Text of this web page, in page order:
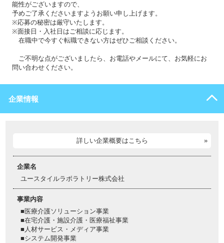
能性がございますので、
予めご了承くださいますようお願い申し上げます。
※応募の秘密は厳守いたします。
※面接日・入社日はご相談に応じます。
在職中で今すぐ転職できない方はぜひご相談ください。
ご不明な点がございましたら、お電話やメールにて、お気軽にお
問い合わせください。
企業情報
詳しい企業概要はこちら
企業名
ユースタイルラボラトリー株式会社
事業内容
■医療介護ソリューション事業
■在宅介護・施設介護・医療福祉事業
■人材サービス・メディア事業
■システム開発事業